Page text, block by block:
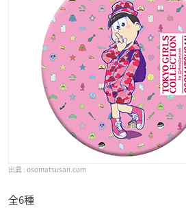
osomatsusan.com
全6種